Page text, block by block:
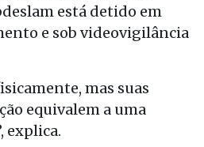
está detido em
e sob videovigilância
mas suas
equivalem a uma
explica.